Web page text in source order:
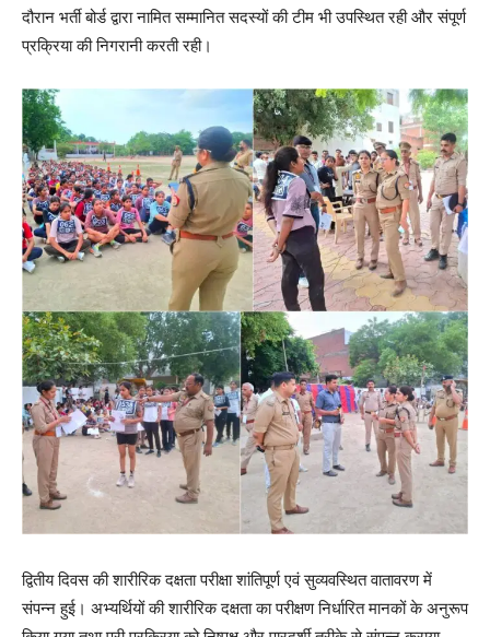
दौरान भर्ती बोर्ड द्वारा नामित सम्मानित सदस्यों की टीम भी उपस्थित रही और संपूर्ण
प्रक्रिया की निगरानी करती रही।
द्वितीय दिवस की शारीरिक दक्षता परीक्षा शांतिपूर्ण एवं सुव्यवस्थित वातावरण में
संपन्न हुई। अभ्यर्थियों की शारीरिक दक्षता का परीक्षण निर्धारित मानकों के अनुरूप